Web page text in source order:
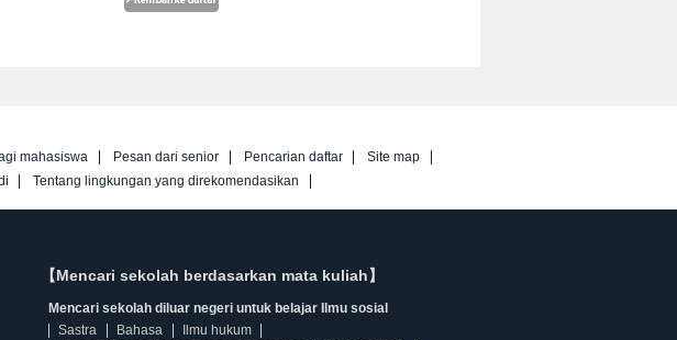
mahasiswa Pesan dari senior Pencarian daftar
Site map
Tentang lingkungan yang direkomendasikan
【Mencari sekolah berdasarkan mata kuliah】
Mencari sekolah diluar negeri untuk belajar Ilmu sosial
Sastra
Bahasa
Ilmu hukum